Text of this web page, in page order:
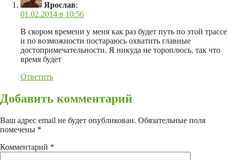
Ярослав:
01.02.2014 в 10:56
В скором времени у меня как раз будет путь по этой трассе
и по возможности постараюсь охватить главные
достопримечательности. Я никуда не тороплюсь, так что
время будет
Ответить
Добавить комментарий
Ваш адрес email не будет опубликован. Обязательные поля
помечены *
Комментарий *